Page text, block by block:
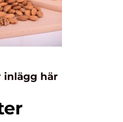
inlägg här